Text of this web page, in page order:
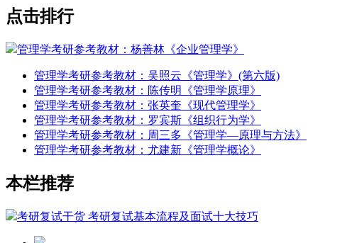
点击排行
管理学考研参考教材：杨善林《企业管理学》
管理学考研参考教材：吴照云《管理学》(第六版)
管理学考研参考教材：陈传明《管理学原理》
管理学考研参考教材：张英奎《现代管理学》
管理学考研参考教材：罗宾斯《组织行为学》
管理学考研参考教材：周三多《管理学—原理与方法》
管理学考研参考教材：尤建新《管理学概论》
本栏推荐
考研复试干货 考研复试基本流程及面试十大技巧